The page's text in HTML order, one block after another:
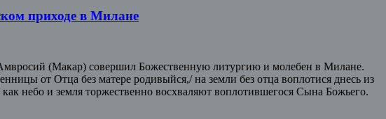
приходе в Милане
(Макар) совершил Божественную литургию и молебен в Милане.
от Отца без матере родивыйся,/ на земли без отца воплотися днесь из
небо и земля торжественно восхваляют воплотившегося Сына Божьего.